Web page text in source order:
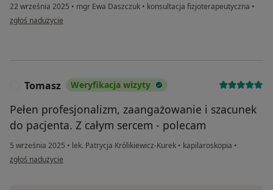
22 września 2025 • mgr Ewa Daszczuk • konsultacja fizjoterapeutyczna •
w opinii użytkownika AK
zgłoś nadużycie
Tomasz Weryfikacja wizyty
Pełen profesjonalizm, zaangażowanie i szacunek
do pacjenta. Z całym sercem - polecam
5 września 2025 • lek. Patrycja Królikiewicz-Kurek • kapilaroskopia •
w opinii użytkownika Tomasz
zgłoś nadużycie